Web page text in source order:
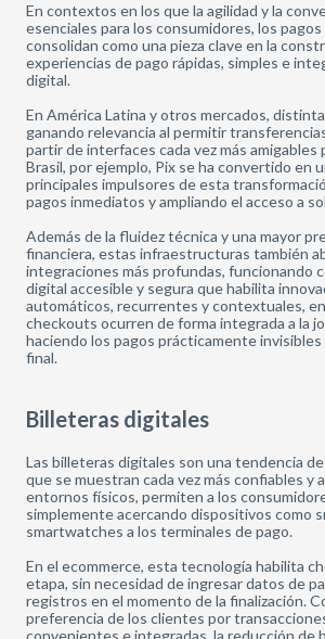
En contextos en los que la agilidad y la
esenciales para los consumidores, los
consolidan como una pieza clave en la
experiencias de pago rápidas, simples e
digital.
En América Latina y otros mercados,
ganando relevancia al permitir
partir de interfaces cada vez más amigables
Brasil, por ejemplo, Pix se ha convertido en
principales impulsores de esta
pagos inmediatos y ampliando el acceso a
Además de la fluidez técnica y una mayor
financiera, estas infraestructuras también
integraciones más profundas, funcionando
digital accesible y segura que habilita
automáticos, recurrentes y contextuales,
checkouts ocurren de forma integrada a la
haciendo los pagos prácticamente
final.
Billeteras digitales
Las billeteras digitales son una tendencia
que se muestran cada vez más confiables y
entornos físicos, permiten a los
simplemente acercando dispositivos como
smartwatches a los terminales de pago.
En el ecommerce, esta tecnología habilita
etapa, sin necesidad de ingresar datos de
registros en el momento de la finalización.
preferencia de los clientes por
convenientes e integradas, la reducción de